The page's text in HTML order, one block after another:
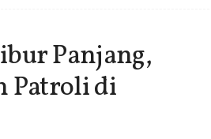
Panjang,
Patroli di